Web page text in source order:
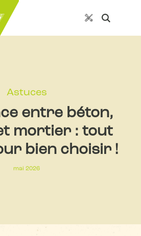
Astuces
entre béton,
mortier : tout
bien choisir !
mai 2026